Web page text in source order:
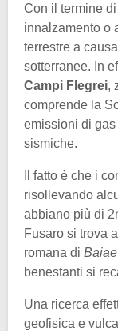
Con il termine di
innalzamento o
terrestre a
sotterranee. In
Campi Flegrei,
comprende la
emissioni di
sismiche.
Il fatto è che i
risollevando
abbiano più di
Fusaro si trova
romana di Baiae
benestanti si
Una ricerca
geofisica e